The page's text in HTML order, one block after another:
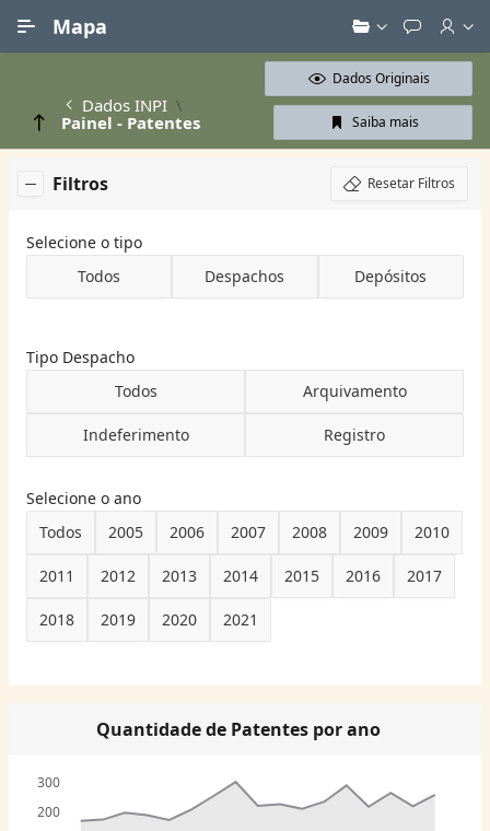
Mapa
Dados INPI
Painel - Patentes
Dados Originais
Saiba mais
Filtros Resetar Filtros
Selecione o tipo
Todos
Despachos Depósitos
Tipo Despacho
Todos
Arquivamento
Indeferimento Registro
Selecione o ano
Todos
2005 2006 2007 2008 2009 2010
2011 2012 2013 2014 2015 2016 2017
2018 2019 2020 2021
Quantidade de Patentes por ano
200
300